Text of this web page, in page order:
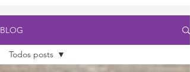
BLOG
Todos posts